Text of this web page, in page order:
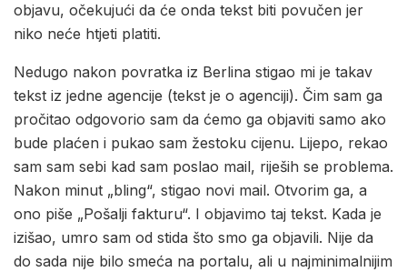
objavu, očekujući da će onda tekst biti povučen jer
niko neće htjeti platiti.
Nedugo nakon povratka iz Berlina stigao mi je takav
tekst iz jedne agencije (tekst je o agenciji). Čim sam ga
pročitao odgovorio sam da ćemo ga objaviti samo ako
bude plaćen i pukao sam žestoku cijenu. Lijepo, rekao
sam sam sebi kad sam poslao mail, riješih se problema.
Nakon minut „bling“, stigao novi mail. Otvorim ga, a
ono piše „Pošalji fakturu“. I objavimo taj tekst. Kada je
izišao, umro sam od stida što smo ga objavili. Nije da
do sada nije bilo smeća na portalu, ali u najminimalnijim